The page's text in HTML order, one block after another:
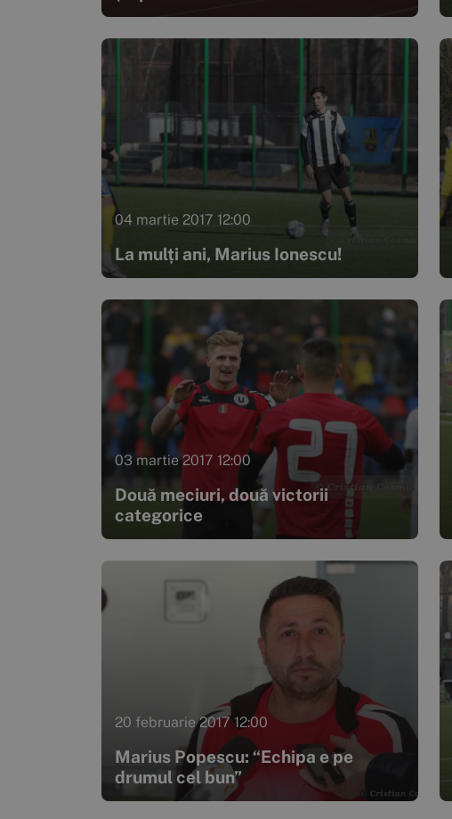
04 martie 2017 12:00
La mulți ani, Marius Ionescu!
03 martie 2017 12:00
Două meciuri, două victorii
categorice
20 februarie 2017 12:00
Marius Popescu: “Echipa e pe
drumul cel bun”